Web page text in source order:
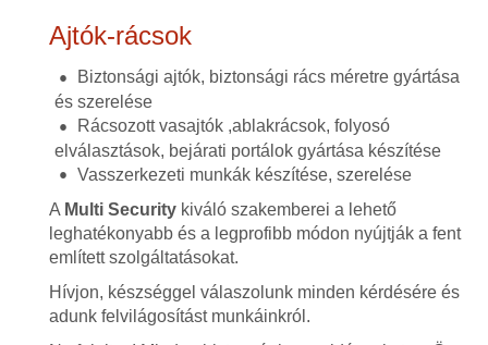
Ajtók-rácsok
Biztonsági ajtók, biztonsági rács méretre gyártása
és szerelése
Rácsozott vasajtók ,ablakrácsok, folyosó
elválasztások, bejárati portálok gyártása készítése
Vasszerkezeti munkák készítése, szerelése
A Multi Securitykiváló szakemberei a lehető
leghatékonyabb és a legprofibb módon nyújtják a fent
említett szolgáltatásokat.
Hívjon, készséggel válaszolunk minden kérdésére és
adunk felvilágosítást munkáinkról.